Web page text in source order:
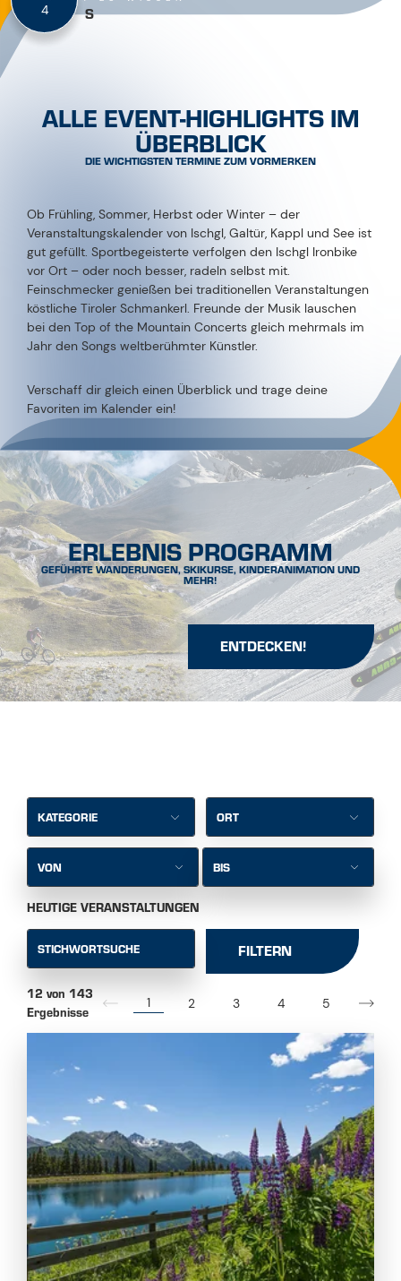
ÜBERBLICK
DIE WICHTIGSTEN TERMINE ZUM VORMERKEN
gut gefüllt. Sportbegeisterte verfolgen den Ischgl Ironbike
vor Ort – oder noch besser, radeln selbst mit.
Feinschmecker genießen bei traditionellen Veranstaltungen
köstliche Tiroler Schmankerl. Freunde der Musik lauschen
bei den Top of the Mountain Concerts gleich mehrmals im
Jahr den Songs weltberühmter Künstler.
ERLEBNIS PROGRAMM
GEFÜHRTE WANDERUNGEN, SKIKURSE, KINDERANIMATION UND
MEHR!
ENTDECKEN!
VON BIS
HEUTIGE VERANSTALTUNGEN
FILTERN
12 von 143
Ergebnisse
1 3 4 5